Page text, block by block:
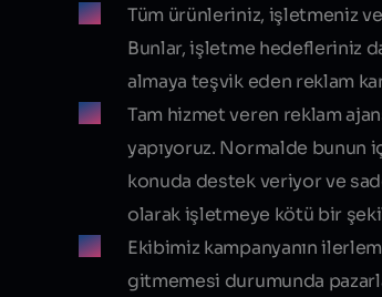
Tüm ürünleriniz, işletmeniz
Bunlar, işletme hedefleriniz
almaya teşvik eden reklam
Tam hizmet veren reklam
yapıyoruz. Normalde bunun
konuda destek veriyor ve
olarak işletmeye kötü bir
Ekibimiz kampanyanın
gitmemesi durumunda